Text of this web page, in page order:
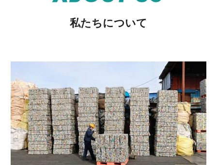
私たちについて